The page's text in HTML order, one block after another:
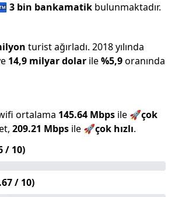
3 bin bankamatik bulunmaktadır.
turist ağırladı. 2018yılında
14,9 milyardolar ile%5,9oranında
ortalama 145.64 Mbps ile 🚀çok
209.21 Mbps ile 🚀çok hızlı.
/ 10)
/ 10)